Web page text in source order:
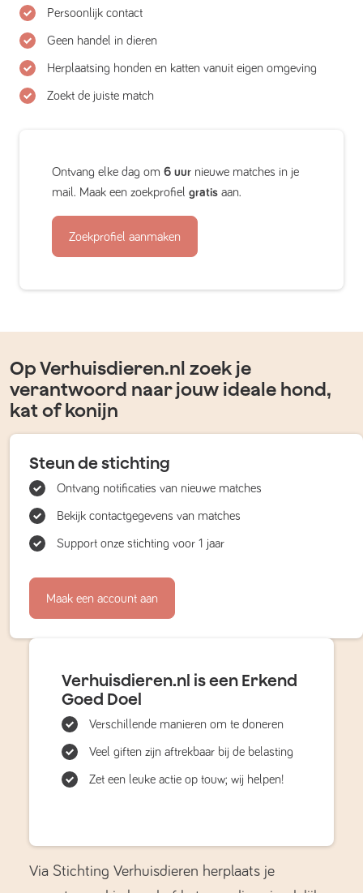
Persoonlijk contact
Geen handel in dieren
Herplaatsing honden en katten vanuit eigen omgeving
Zoekt de juiste match
Ontvang elke dag om 6 uur nieuwe matches in je
mail. Maak een zoekprofiel gratis aan.
Zoekprofiel aanmaken
Op Verhuisdieren.nl zoek je
verantwoord naar jouw ideale hond,
kat of konijn
Steun de stichting
Ontvang notificaties van nieuwe matches
Bekijk contactgegevens van matches
Support onze stichting voor 1 jaar
Maak een account aan
Verhuisdieren.nl is een Erkend
Goed Doel
Verschillende manieren om te doneren
Veel giften zijn aftrekbaar bij de belasting
Zet een leuke actie op touw; wij helpen!
Via Stichting Verhuisdieren herplaats je